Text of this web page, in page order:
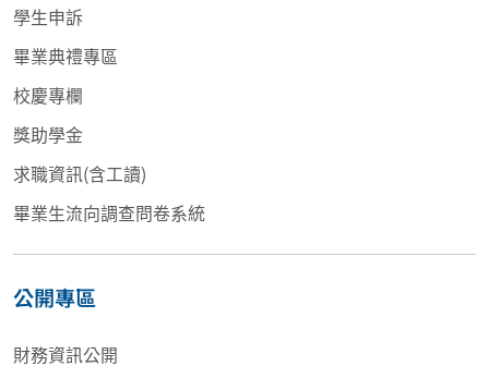
學生申訴
畢業典禮專區
校慶專欄
獎助學金
求職資訊(含工讀)
畢業生流向調查問卷系統
公開專區
財務資訊公開